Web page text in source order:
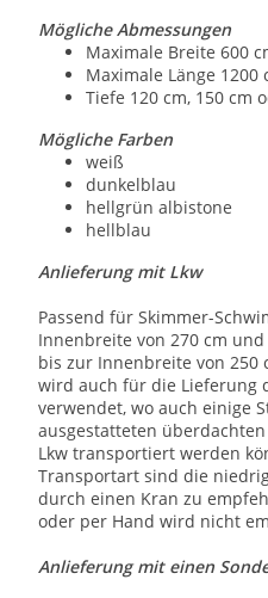
Mögliche Abmessungen
Maximale Breite 600
Maximale Länge 1200
Tiefe 120 cm, 150 cm
Mögliche Farben
weiß
dunkelblau
hellgrün albistone
hellblau
Anlieferung mit Lkw
Passend für Skimmer-
Innenbreite von 270 cm
bis zur Innenbreite von 250
wird auch für die Lieferung
verwendet, wo auch einige
ausgestatteten
Lkw transportiert werden
Transportart sind die
durch einen Kran zu
oder per Hand wird nicht
Anlieferung mit einen